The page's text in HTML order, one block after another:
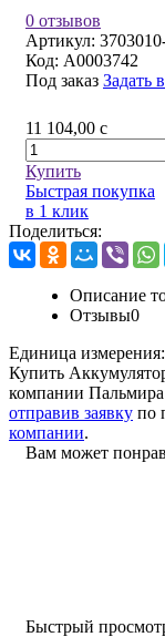
0 отзывов
Артикул:
Код: A0003742
Под заказ Задать
11 104,00 c
Купить
Быстрая покупка
в 1 клик
Поделиться:
Описание
Отзывы0
Единица измерения:
Купить
компании Пальмира
отправив заявку по
компании.
Вам может
Быстрый